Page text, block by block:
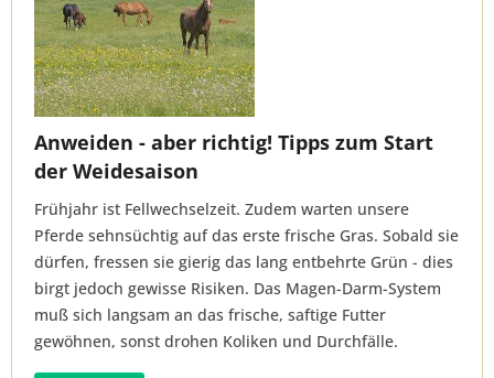
Anweiden - aber richtig! Tipps zum Start
der Weidesaison
Frühjahr ist Fellwechselzeit. Zudem warten unsere
Pferde sehnsüchtig auf das erste frische Gras. Sobald sie
dürfen, fressen sie gierig das lang entbehrte Grün - dies
birgt jedoch gewisse Risiken. Das Magen-Darm-System
muß sich langsam an das frische, saftige Futter
gewöhnen, sonst drohen Koliken und Durchfälle.